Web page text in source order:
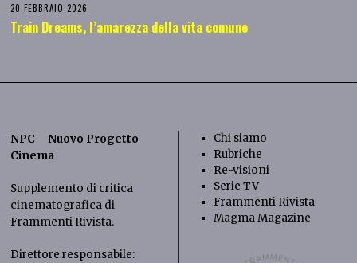
20 FEBBRAIO 2026
Train Dreams, l’amarezza della vita comune
NPC – Nuovo Progetto
Cinema
Supplemento di critica
cinematografica di
Frammenti Rivista.
Direttore responsabile:
Chi siamo
Rubriche
Re-visioni
Serie TV
Frammenti Rivista
Magma Magazine